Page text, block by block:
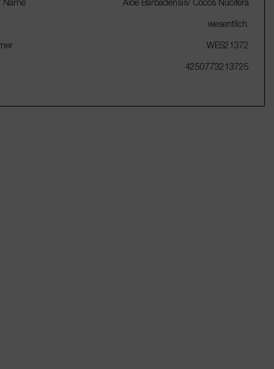
Name Aloe Barbadensis/ Cocos Nucifera
wesentlich.
WES21372
4250773213725